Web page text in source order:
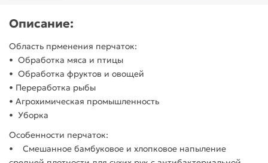
Описание:
Область прменения перчаток:
• Обработка мяса и птицы
• Обработка фруктов и овощей
• Переработка рыбы
• Агрохимическая промышленность
• Уборка
Особенности перчаток:
• Смешанное бамбуковое и хлопковое напыление